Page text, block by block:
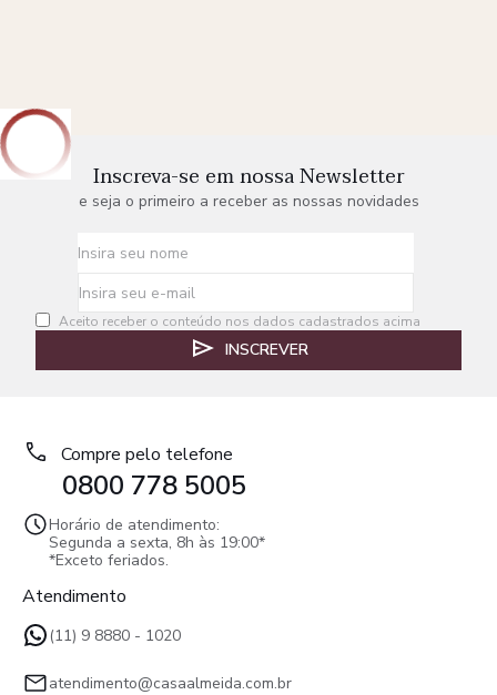
Inscreva-se em nossa Newsletter
e seja o primeiro a receber as nossas novidades
Aceito receber o conteúdo nos dados cadastrados acima
INSCREVER
Compre pelo telefone
0800 778 5005
Horário de atendimento:
Segunda a sexta, 8h às 19:00*
*Exceto feriados.
Atendimento
(11) 9 8880 - 1020
atendimento@casaalmeida.com.br